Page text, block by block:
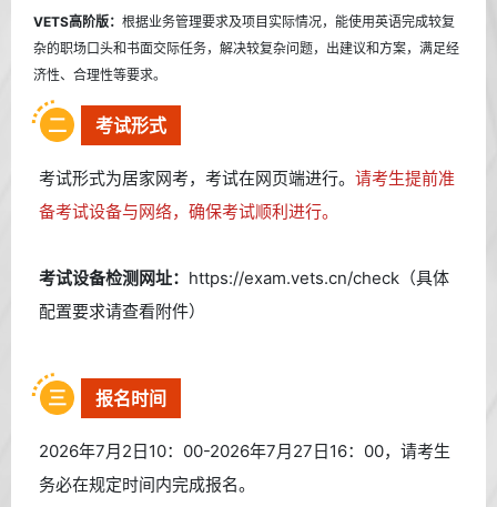
VETS高阶版： 根据业务管理要求及项目实际情况，能使用英语完成较复
杂的职场口头和书面交际任务，解决较复杂问题，出建议和方案，满足经
济性、合理性等要求。
二 考试形式
考试形式为居家网考，考试在网页端进行。 请考生提前准
备考试设备与网络，确保考试顺利进行。
考试设备检测网址： https://exam.vets.cn/check（具体
配置要求请查看附件）
三 报名时间
2026年7月2日10：00-2026年7月27日16：00，请考生
务必在规定时间内完成报名。